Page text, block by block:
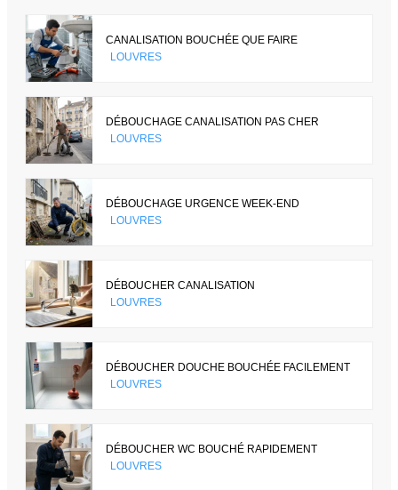
CANALISATION BOUCHÉE QUE FAIRE
LOUVRES
DÉBOUCHAGE CANALISATION PAS CHER
LOUVRES
DÉBOUCHAGE URGENCE WEEK-END
LOUVRES
DÉBOUCHER CANALISATION
LOUVRES
DÉBOUCHER DOUCHE BOUCHÉE FACILEMENT
LOUVRES
DÉBOUCHER WC BOUCHÉ RAPIDEMENT
LOUVRES